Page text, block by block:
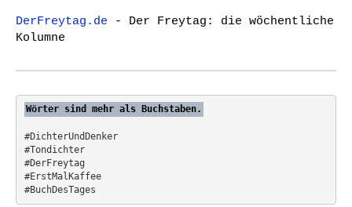
t
i
h
f
r
DerFreytag.de - Der Freytag: die wöchentliche
Kolumne
Wörter sind mehr als Buchstaben.
#DichterUndDenker
#Tondichter
#DerFreytag
#ErstMalKaffee
#BuchDesTages